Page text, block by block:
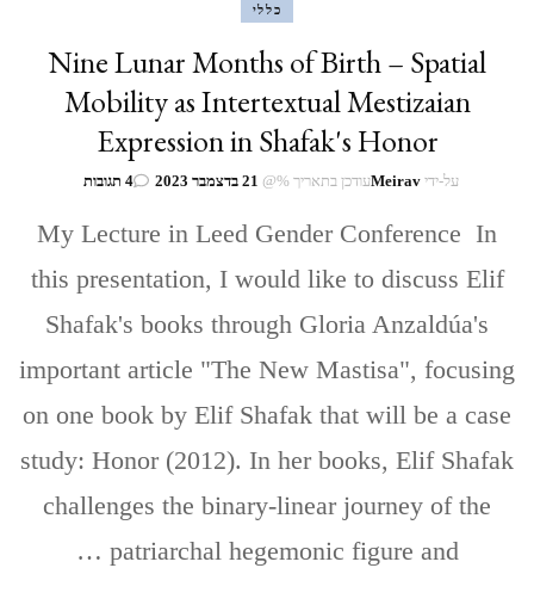
כללי
Nine Lunar Months of Birth – Spatial
Mobility as Intertextual Mestizaian
Expression in Shafak's Honor
על-ידיMeiravעודכן בתאריך %@ 21 בדצמבר 2023 4 תגובות
על
Lunar
Months
of
Birth
–
Mobility
Intertextual
Expression
Shafak's
My Lecture in Leed Gender Conference In
this presentation, I would like to discuss Elif
Shafak's books through Gloria Anzaldúa's
important article "The New Mastisa", focusing
on one book by Elif Shafak that will be a case
study: Honor (2012). In her books, Elif Shafak
challenges the binary-linear journey of the
patriarchal hegemonic figure and …